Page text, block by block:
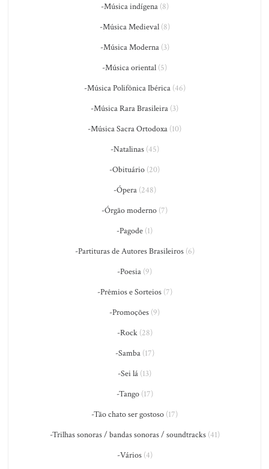
-Música indígena(8)
-Música Medieval(8)
-Música Moderna(3)
-Música oriental (5)
-Música Polifônica Ibérica(46)
-Música Rara Brasileira (3)
-Música Sacra Ortodoxa (10)
-Natalinas(45)
-Obituário (20)
-Ópera(248)
-Órgão moderno (7)
-Pagode (1)
-Partituras de Autores Brasileiros(6)
-Poesia (9)
-Prêmios e Sorteios(7)
-Promoções (9)
-Rock(28)
-Samba(17)
-Sei lá (13)
-Tango(17)
-Tão chato ser gostoso (17)
-Trilhas sonoras / bandas sonoras / soundtracks(41)
-Vários(4)